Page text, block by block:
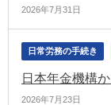
2026年7月31日
日常労務の手続き
2026年7月23日